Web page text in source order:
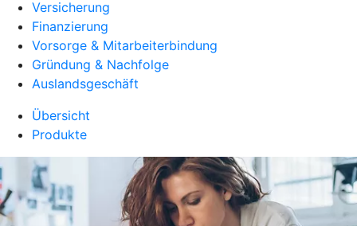
Versicherung
Finanzierung
Vorsorge & Mitarbeiterbindung
Gründung & Nachfolge
Auslandsgeschäft
Übersicht
Produkte